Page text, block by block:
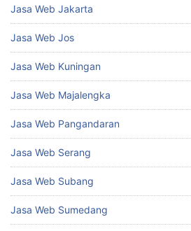
Jasa Web Jakarta
Jasa Web Jos
Jasa Web Kuningan
Jasa Web Majalengka
Jasa Web Pangandaran
Jasa Web Serang
Jasa Web Subang
Jasa Web Sumedang